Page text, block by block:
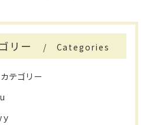
リー Categories
テゴリー